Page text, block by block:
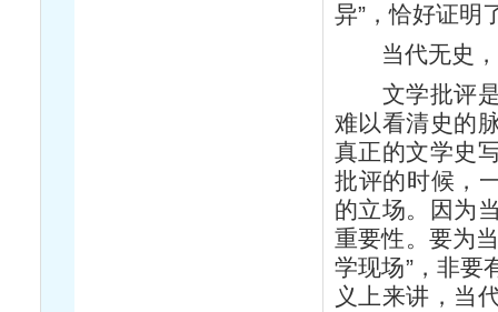
异”，恰好证明
当代无史，
文学批评是
难以看清史的
真正的文学史
批评的时候，
的立场。因为
重要性。要为
学现场”，非要
义上来讲，当